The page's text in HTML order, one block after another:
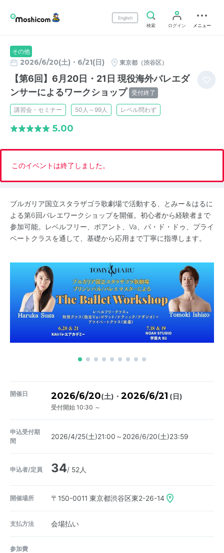
English
検索
ログイン メニュー
その他
2026/6/20(土)・6/21(日) 東京都（渋谷区）
【第6回】6月20日・21日 現役海外バレエダ
ンサーによるワークショップ 受付終了
講習会・セミナー 50人～99人 レベル問わず
5.00
このイベントは終了しました。
ブルガリア国立スタラザゴラ歌劇場で活動する、とみー＆はるに
よる第6回バレエワークショップを開催。初心者から経験者まで
参加可能。レベルフリー、ポアント、Va、パ・ド・ドゥ、プライ
ベートクラスを通して、基礎から応用まで丁寧に指導します。
開催日 2026/6/20(土) ・ 2026/6/21 (日)
受付開始 10:30 ～
申込受付期
間
2026/4/25(土)21:00～2026/6/20(土)23:59
申込者/定員 34/ 52人
開催場所 〒150-0011 東京都渋谷区東2-26-14
支払方法 会場払い
参加費